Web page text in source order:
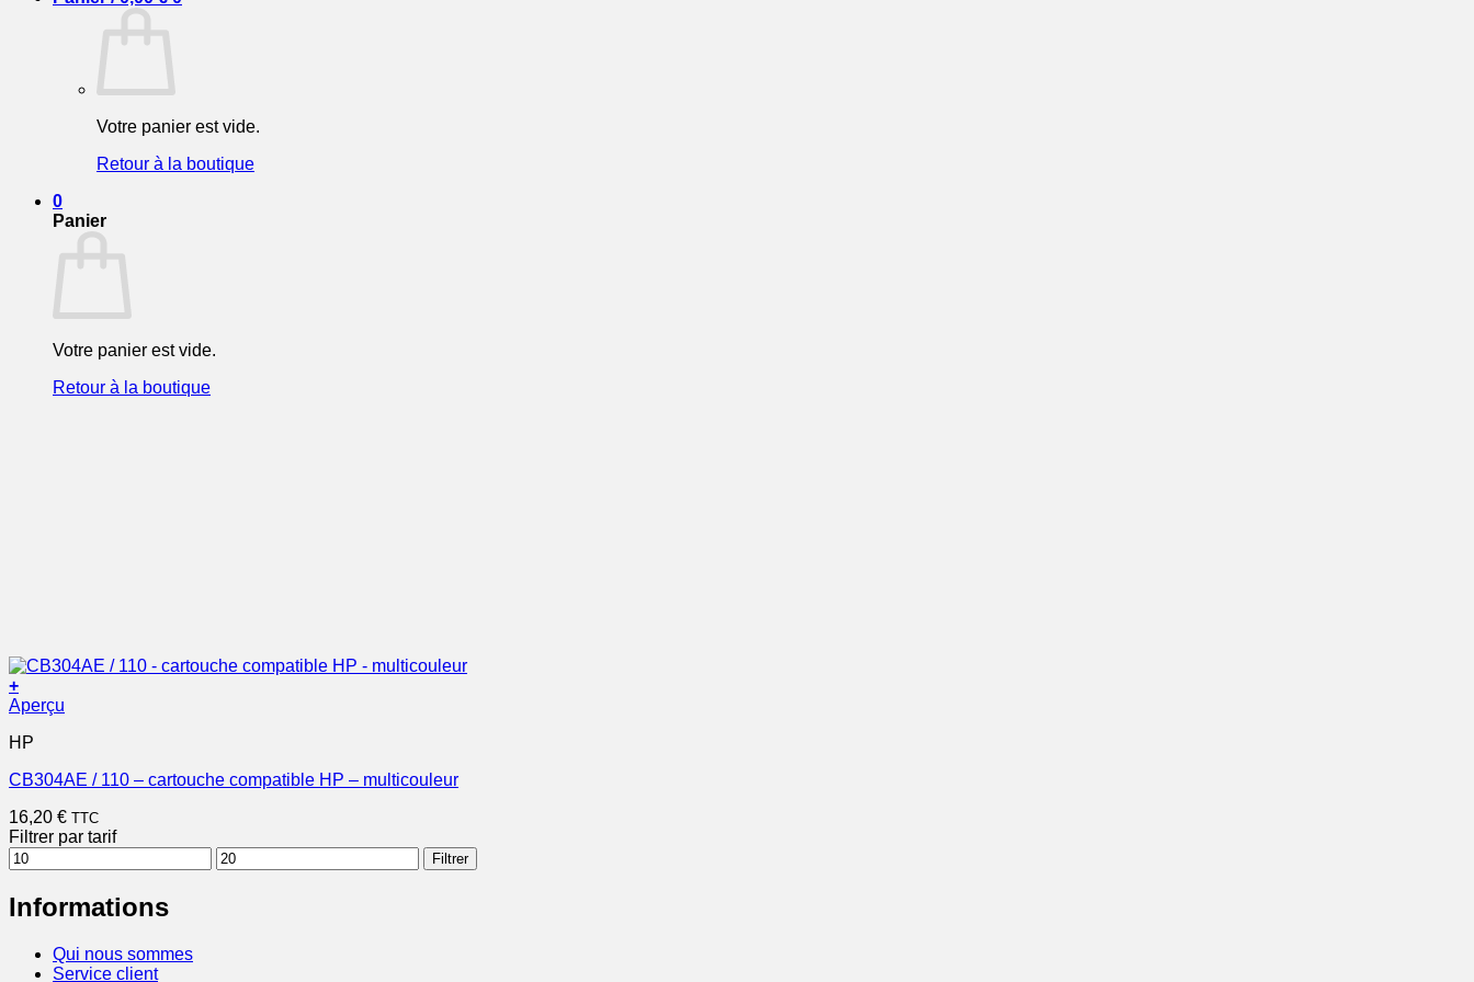
Votre panier est vide.
Retour à la boutique
0
Panier
Votre panier est vide.
Retour à la boutique
+
Aperçu
HP
CB304AE / 110 – cartouche compatible HP – multicouleur
16,20 € TTC
Filtrer par tarif
Prix
min
Prix
max
Filtrer
Informations
Qui nous sommes
Service client